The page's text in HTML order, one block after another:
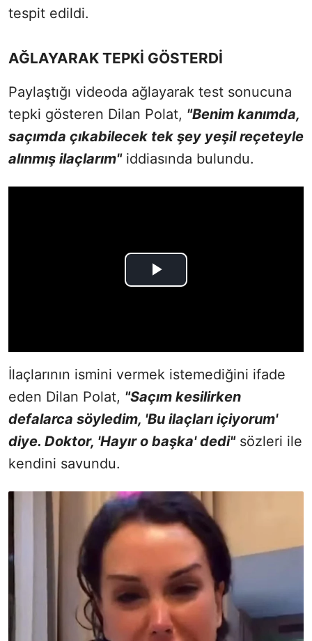
tespit edildi.
AĞLAYARAK TEPKİ GÖSTERDİ
Paylaştığı videoda ağlayarak test sonucuna
tepki gösteren Dilan Polat, "Benim kanımda,
saçımda çıkabilecek tek şey yeşil reçeteyle
alınmış ilaçlarım"iddiasında bulundu.
İlaçlarının ismini vermek istemediğini ifade
eden Dilan Polat, "Saçım kesilirken
defalarca söyledim, 'Bu ilaçları içiyorum'
diye. Doktor, 'Hayır o başka' dedi"sözleri ile
kendini savundu.